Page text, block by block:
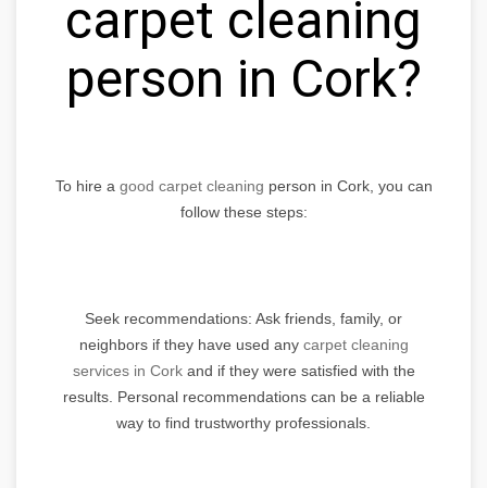
carpet cleaning
person in Cork?
To hire a good carpet cleaning person in Cork, you can
follow these steps:
Seek recommendations: Ask friends, family, or
neighbors if they have used any carpet cleaning
services in Corkand if they were satisfied with the
results. Personal recommendations can be a reliable
way to find trustworthy professionals.